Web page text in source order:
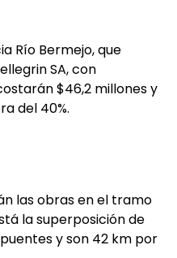
Río Bermejo, que
SA, con
$46,2 millones y
del 40%.
las obras en el tramo
la superposición de
y son 42 km por